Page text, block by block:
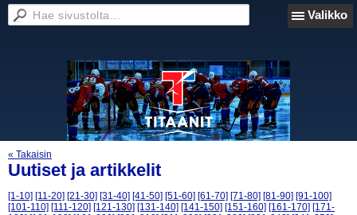
Valikko
« Takaisin
Uutiset ja artikkelit
[1-10] [11-20] [21-30] [31-40] [41-50] [51-60] [61-70] [71-80] [81-90] [91-100]
[101-110] [111-120] [121-130] [131-140] [141-150] [151-160] [161-170] [171-